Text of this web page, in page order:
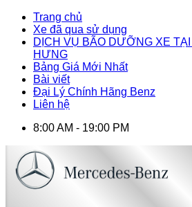
Trang chủ
Xe đã qua sử dụng
DỊCH VỤ BÃO DƯỠNG XE
HƯNG
Bảng Giá Mới Nhất
Bài viết
Đại Lý Chính Hãng Benz
Liên hệ
8:00 AM - 19:00 PM